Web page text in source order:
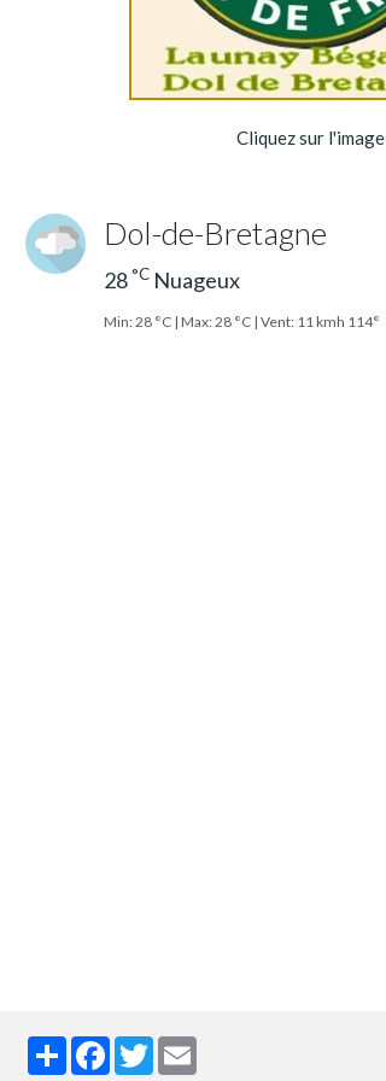
Cliquez sur l'image
Dol-de-Bretagne
28 °C Nuageux
Min: 28 °C | Max: 28 °C | Vent: 11 kmh 114°
PartagerFacebook
Twitter